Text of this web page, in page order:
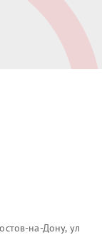
пятна,
питания и
удаление
на-Дону, ул